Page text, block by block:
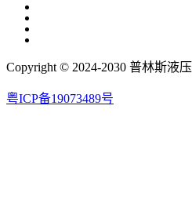
Copyright © 2024-2030 普林斯液压
粤ICP备19073489号